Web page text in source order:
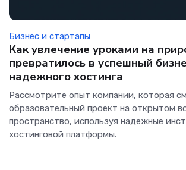
Бизнес и стартапы
Как увлечение уроками на
превратилось в успешный
надежного хостинга
Рассмотрите опыт компании, которая
образовательный проект на открытом
пространство, используя надежные
хостинговой платформы.